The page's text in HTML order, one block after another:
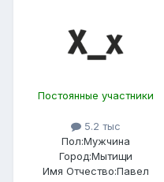
Постоянные участники
5.2 тыс
Пол:Мужчина
Город:Мытищи
Имя Отчество:Павел